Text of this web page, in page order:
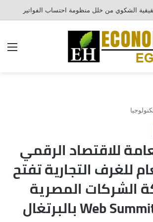
الشكوي من خلل منظومة احتساب الفواتير
للاقتصاد الرقمي
للغرف التجارية تفتح
الشركات المصرية